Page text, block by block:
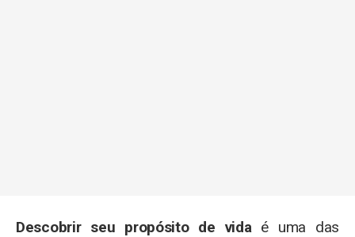
Descobrir seu propósito de vidaé uma das